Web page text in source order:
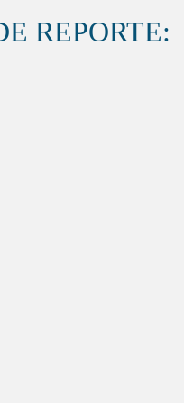
REPORTE: